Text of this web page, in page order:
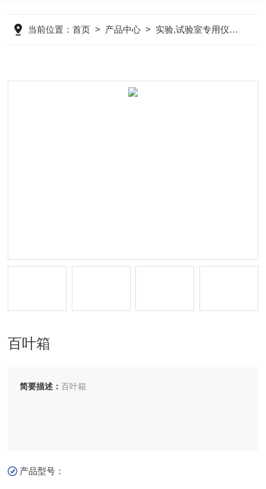
当前位置：首页 > 产品中心 > 实验,试验室专用仪器及耗材
百叶箱
简要描述：百叶箱
产品型号：